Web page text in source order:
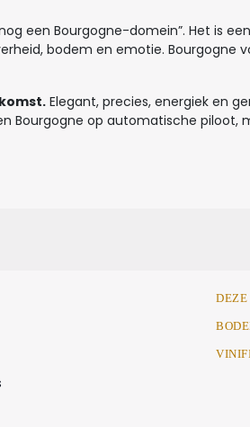
een Bourgogne-domein”. Het is
bodem en emotie. Bourgogne
Elegant, precies, energiek en
Bourgogne op automatische
DEZE